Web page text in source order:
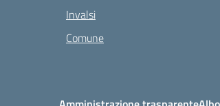
Invalsi
Comune